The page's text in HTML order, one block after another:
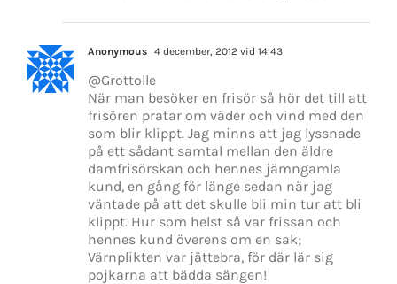
Anonymous 4 december, 2012 vid 14:43
@Grottolle
När man besöker en frisör så hör det till att
frisören pratar om väder och vind med den
som blir klippt. Jag minns att jag lyssnade
på ett sådant samtal mellan den äldre
damfrisörskan och hennes jämngamla
kund, en gång för länge sedan när jag
väntade på att det skulle bli min tur att bli
klippt. Hur som helst så var frissan och
hennes kund överens om en sak;
Värnplikten var jättebra, för där lär sig
pojkarna att bädda sängen!